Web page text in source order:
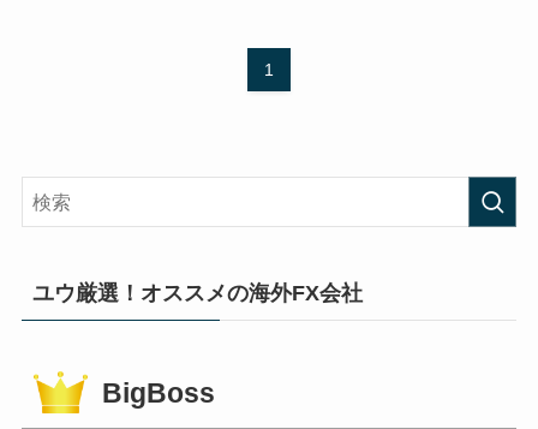
1
ユウ厳選！オススメの海外FX会社
BigBoss